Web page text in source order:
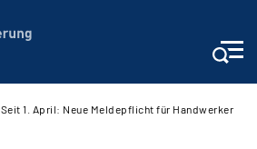
Seit 1. April: Neue Meldepflicht für Handwerker